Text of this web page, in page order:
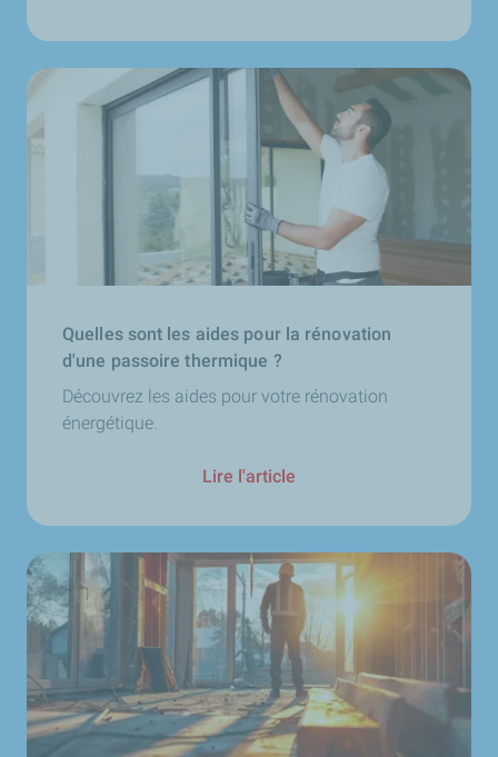
Quelles sont les aides pour la rénovation
d'une passoire thermique ?
Découvrez les aides pour votre rénovation
énergétique.
Lire l'article